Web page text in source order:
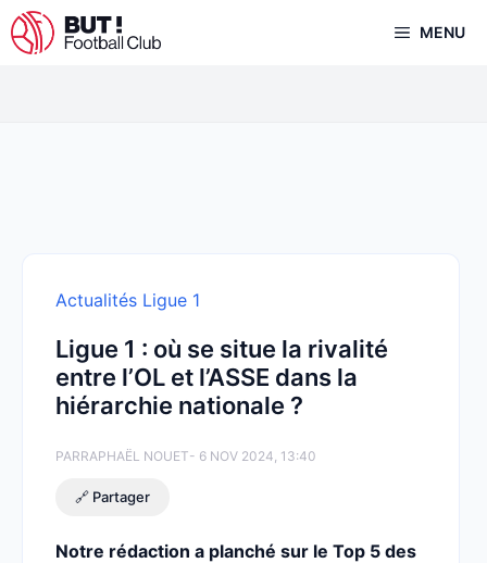
Aller
au
MENU
Actualités Ligue 1
Ligue 1 : où se situe la rivalité
entre l’OL et l’ASSE dans la
hiérarchie nationale ?
PARRAPHAËL NOUET- 6 NOV 2024, 13:40
🔗 Partager
Notre rédaction a planché sur le Top 5 des